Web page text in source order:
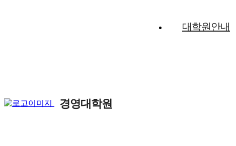
경영대학원
대학원안내